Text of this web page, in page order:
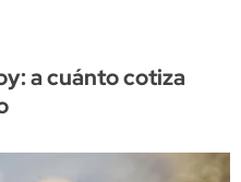
a cuánto cotiza